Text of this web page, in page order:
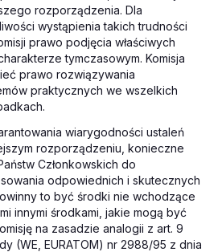
rozporządzenia. Dla
wystąpienia takich trudności
prawo podjęcia właściwych
tymczasowym. Komisja
prawo rozwiązywania
praktycznych we wszelkich
wiarygodności ustaleń
rozporządzeniu, konieczne
Członkowskich do
odpowiednich i skutecznych
to być środki nie wchodzące
innymi środkami, jakie mogą być
na zasadzie analogii z art. 9
(WE, EURATOM) nr 2988/95 z dnia